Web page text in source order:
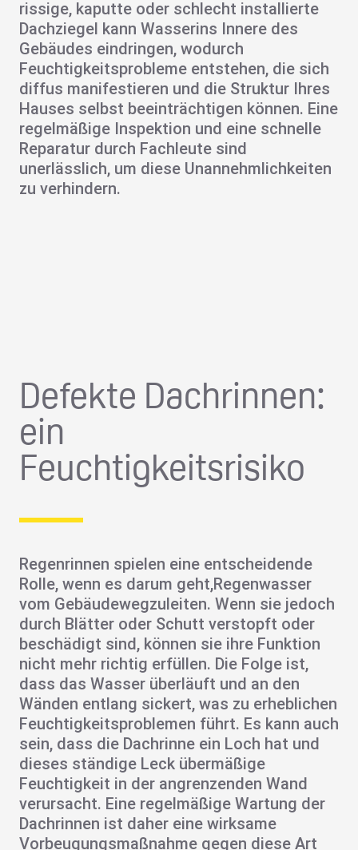
rissige, kaputte oder schlecht installierte
Dachziegel kann Wasserins Innere des
Gebäudes eindringen, wodurch
Feuchtigkeitsprobleme entstehen, die sich
diffus manifestieren und die Struktur Ihres
Hauses selbst beeinträchtigen können. Eine
regelmäßige Inspektion und eine schnelle
Reparatur durch Fachleute sind
unerlässlich, um diese Unannehmlichkeiten
zu verhindern.
Defekte Dachrinnen:
ein
Feuchtigkeitsrisiko
Regenrinnen spielen eine entscheidende
Rolle, wenn es darum geht,Regenwasser
vom Gebäudewegzuleiten. Wenn sie jedoch
durch Blätter oder Schutt verstopft oder
beschädigt sind, können sie ihre Funktion
nicht mehr richtig erfüllen. Die Folge ist,
dass das Wasser überläuft und an den
Wänden entlang sickert, was zu erheblichen
Feuchtigkeitsproblemen führt. Es kann auch
sein, dass die Dachrinne ein Loch hat und
dieses ständige Leck übermäßige
Feuchtigkeit in der angrenzenden Wand
verursacht. Eine regelmäßige Wartung der
Dachrinnen ist daher eine wirksame
Vorbeugungsmaßnahme gegen diese Art